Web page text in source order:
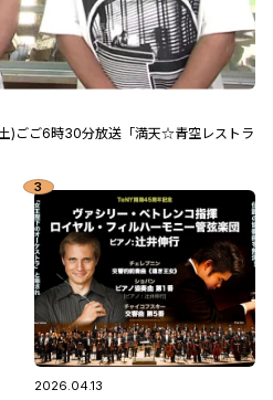
)ごご6時30分放送「満天☆青空レストラ
2026.04.13